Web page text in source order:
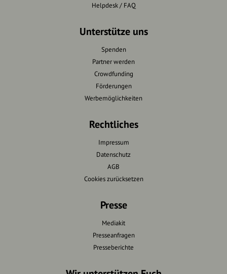
Helpdesk / FAQ
Unterstütze uns
Spenden
Partner werden
Crowdfunding
Förderungen
Werbemöglichkeiten
Rechtliches
Impressum
Datenschutz
AGB
Cookies zurücksetzen
Presse
Mediakit
Presseanfragen
Presseberichte